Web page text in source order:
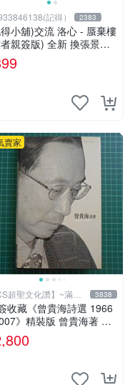
記得） 2383
小舖)交流 洛心 - 蜃棄樓
親簽版) 全新 換張景嵐
語蕎張艾亞辜莞允鄭家純等
寫真書
賣家
超聖文化讚】~滿千
運
3838
收藏《曾貴海詩選 1966
》精裝版 曾貴海著 春
民2007年初版 【 CS超聖
2讚】